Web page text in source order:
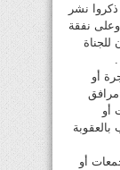
نشر
نفقة
أو
أو
بالعقوبة
أو